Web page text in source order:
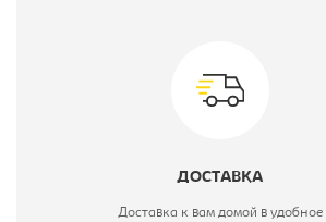
ДОСТАВКА
Доставка к вам домой в удобное